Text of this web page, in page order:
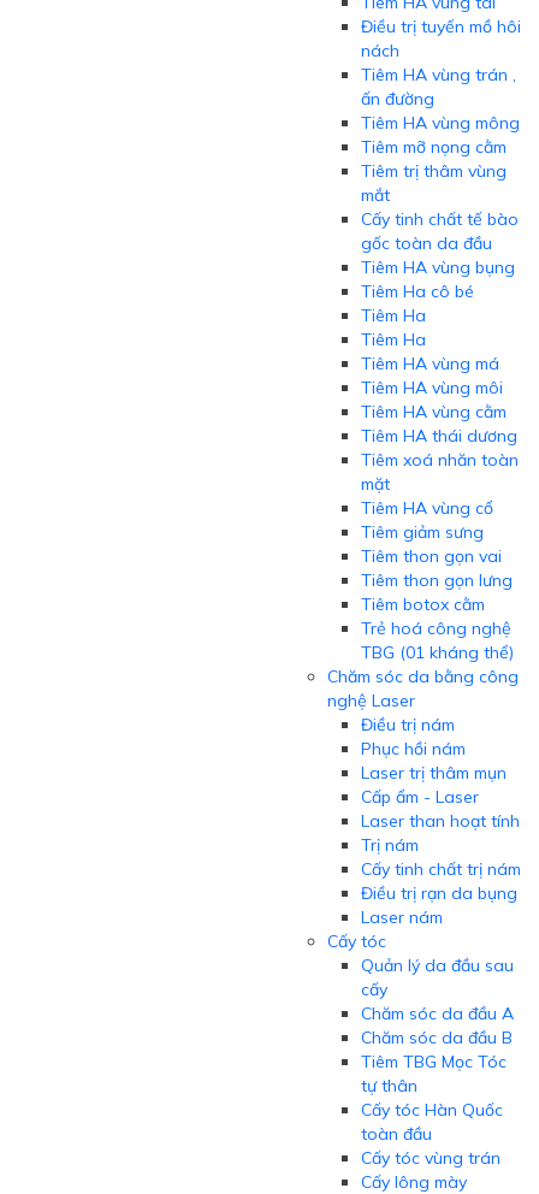
Điều trị tuyến mồ hôi
nách
Tiêm HA vùng trán ,
ấn đường
Tiêm HA vùng mông
Tiêm mỡ nọng cằm
Tiêm trị thâm vùng
mắt
Cấy tinh chất tế bào
gốc toàn da đầu
Tiêm HA vùng bụng
Tiêm Ha cô bé
Tiêm Ha
Tiêm Ha
Tiêm HA vùng má
Tiêm HA vùng môi
Tiêm HA vùng cằm
Tiêm HA thái dương
Tiêm xoá nhăn toàn
mặt
Tiêm HA vùng cổ
Tiêm giảm sưng
Tiêm thon gọn vai
Tiêm thon gọn lưng
Tiêm botox cằm
Trẻ hoá công nghệ
TBG (01 kháng thể)
Chăm sóc da bằng công
nghệ Laser
Điều trị nám
Phục hồi nám
Laser trị thâm mụn
Cấp ẩm - Laser
Laser than hoạt tính
Trị nám
Cấy tinh chất trị nám
Điều trị rạn da bụng
Laser nám
Cấy tóc
Quản lý da đầu sau
cấy
Chăm sóc da đầu A
Chăm sóc da đầu B
Tiêm TBG Mọc Tóc
tự thân
Cấy tóc Hàn Quốc
toàn đầu
Cấy tóc vùng trán
Cấy lông mày